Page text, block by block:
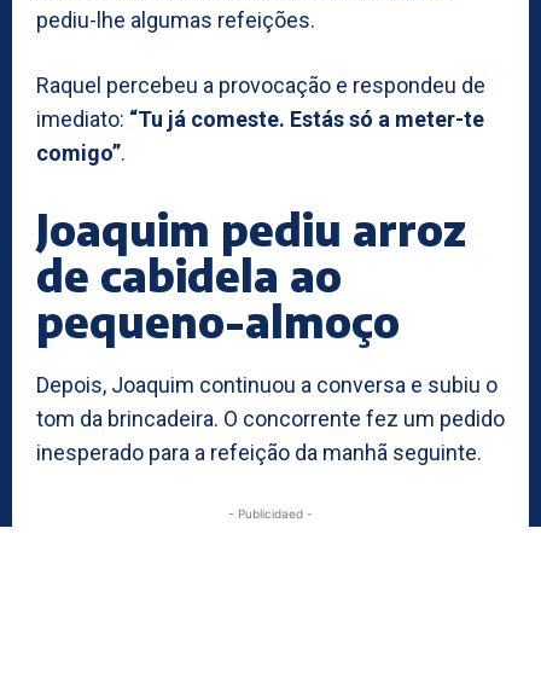
pediu-lhe algumas refeições.
Raquel percebeu a provocação e respondeu de
imediato: “Tu já comeste. Estás só a meter-te
comigo”.
Joaquim pediu arroz
de cabidela ao
pequeno-almoço
Depois, Joaquim continuou a conversa e subiu o
tom da brincadeira. O concorrente fez um pedido
inesperado para a refeição da manhã seguinte.
- Publicidaed -